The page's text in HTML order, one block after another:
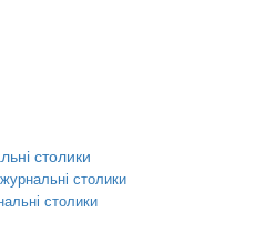
столики
столики
столики